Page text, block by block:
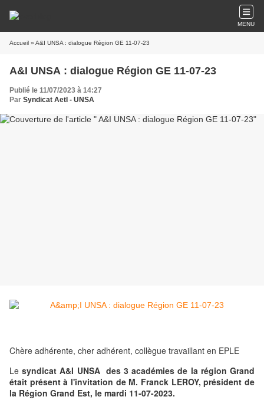
MENU
Accueil » A&I UNSA : dialogue Région GE 11-07-23
A&I UNSA : dialogue Région GE 11-07-23
Publié le 11/07/2023 à 14:27
Par Syndicat AetI - UNSA
Chère adhérente, cher adhérent, collègue travaillant en EPLE
Lesyndicat A&I UNSA des 3 académies de la région Grand
était présent à l'invitation de M. Franck LEROY, président de
la Région Grand Est, le mardi 11-07-2023.